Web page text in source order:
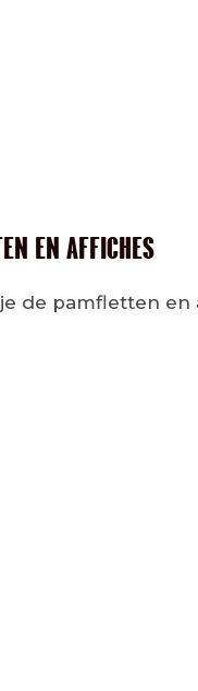
EN AFFICHES
de pamfletten